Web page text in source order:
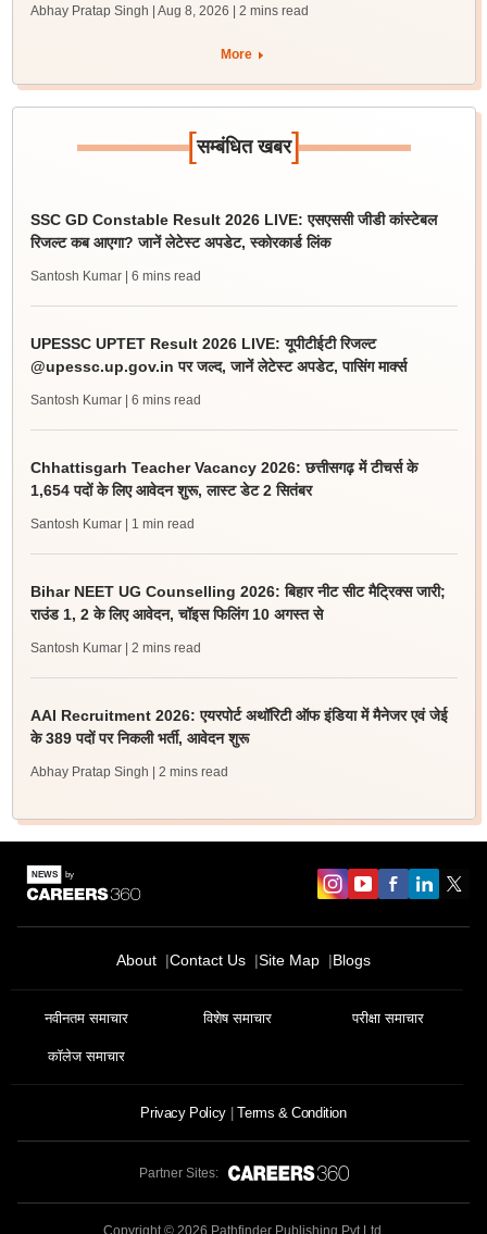
Abhay Pratap Singh | Aug 8, 2026 | 2 mins read
More
[सम्बंधित खबर]
SSC GD Constable Result 2026 LIVE: एसएससी जीडी कांस्टेबल
रिजल्ट कब आएगा? जानें लेटेस्ट अपडेट, स्कोरकार्ड लिंक
Santosh Kumar | 6 mins read
UPESSC UPTET Result 2026 LIVE: यूपीटीईटी रिजल्ट
@upessc.up.gov.in पर जल्द, जानें लेटेस्ट अपडेट, पासिंग मार्क्स
Santosh Kumar | 6 mins read
Chhattisgarh Teacher Vacancy 2026: छत्तीसगढ़ में टीचर्स के
1,654 पदों के लिए आवेदन शुरू, लास्ट डेट 2 सितंबर
Santosh Kumar | 1 min read
Bihar NEET UG Counselling 2026: बिहार नीट सीट मैट्रिक्स जारी;
राउंड 1, 2 के लिए आवेदन, चॉइस फिलिंग 10 अगस्त से
Santosh Kumar | 2 mins read
AAI Recruitment 2026: एयरपोर्ट अथॉरिटी ऑफ इंडिया में मैनेजर एवं जेई
के 389 पदों पर निकली भर्ती, आवेदन शुरू
Abhay Pratap Singh | 2 mins read
About Contact Us Site Map Blogs
नवीनतम समाचार विशेष समाचार परीक्षा समाचार
कॉलेज समाचार
Privacy Policy Terms & Condition
Partner Sites:
Copyright © 2026 Pathfinder Publishing Pvt Ltd.